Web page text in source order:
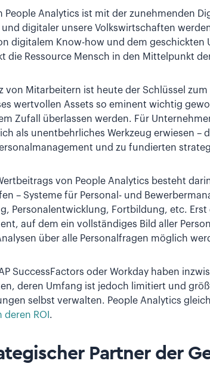
People Analytics ist mit der zunehmenden
digitaler unsere Volkswirtschaften
digitalem Know-how und dem geschickten
die Ressource Mensch in den Mittelpunkt
von Mitarbeitern ist heute der Schlüssel
wertvollen Assets so eminent wichtig
Zufall überlassen werden. Für
als unentbehrliches Werkzeug erwiesen –
und zu fundierten
von People Analytics besteht
– Systeme für Personal- und
Personalentwicklung, Fortbildung, etc.
auf dem ein vollständiges Bild aller
über alle Personalfragen möglich
SuccessFactors oder Workday haben
deren Umfang ist jedoch limitiert und
selbst verwalten. People Analytics
ROI .
Partner der